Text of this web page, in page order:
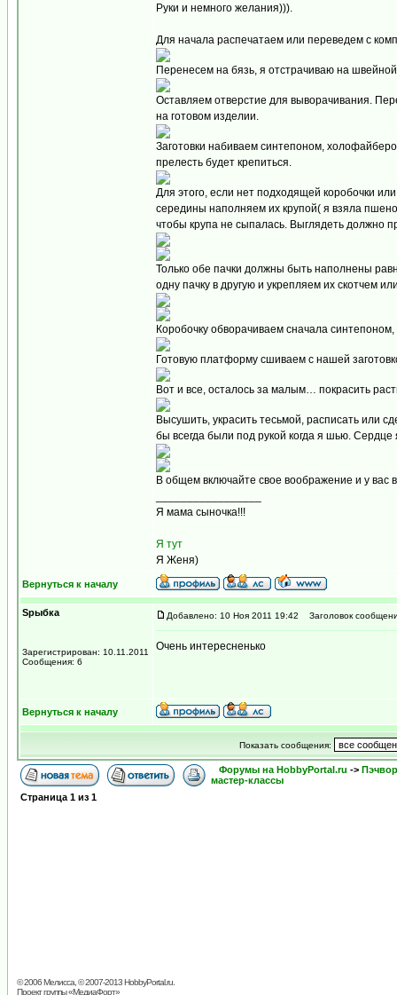
Руки и немного желания))).
Для начала распечатаем или переведем с
Перенесем на бязь, я отстрачиваю на
Оставляем отверстие для выворачивания.
на готовом изделии.
Заготовки набиваем синтепоном,
прелесть будет крепиться.
Для этого, если нет подходящей коробочки
середины наполняем их крупой( я взяла
чтобы крупа не сыпалась. Выглядеть должно
Только обе пачки должны быть наполнены
одну пачку в другую и укрепляем их скотчем
Коробочку обворачиваем сначала
Готовую платформу сшиваем с нашей
Вот и все, осталось за малым… покрасить
Высушить, украсить тесьмой, расписать или
бы всегда были под рукой когда я шью.
В общем включайте свое воображение и у вас
Я мама сыночка!!!
Я тут
Я Женя)
Вернуться к началу
Sрыбка
Зарегистрирован: 10.11.2011
Сообщения: 6
Добавлено: 10 Ноя 2011 19:42 Заголовок
Очень интересненько
Вернуться к началу
Показать сообщения:
Форумы на HobbyPortal.ru ->
мастер-классы
Страница 1 из 1
© 2006 Мелисса, © 2007-2013HobbyPortal.ru
Проект группы «МедиаФорт»